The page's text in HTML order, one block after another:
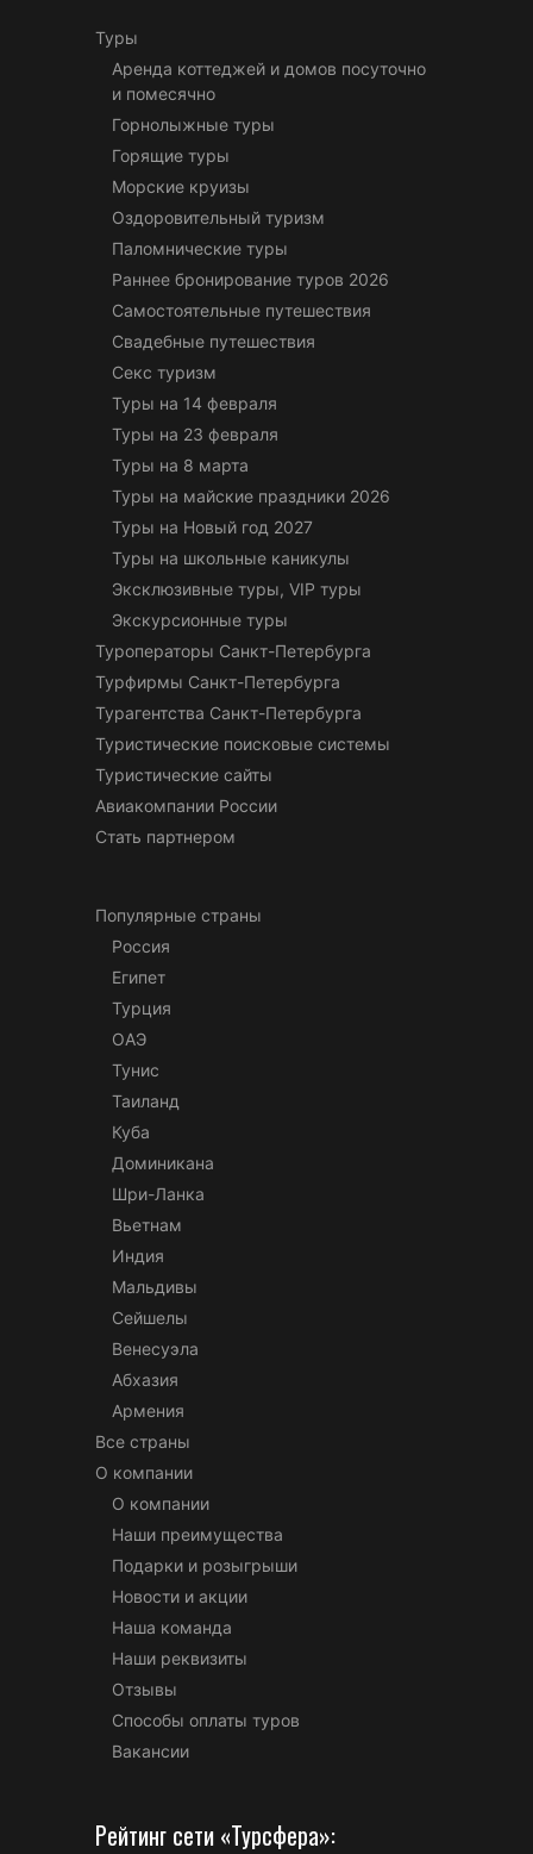
Туры
Аренда коттеджей и домов посуточно
и помесячно
Горнолыжные туры
Горящие туры
Морские круизы
Оздоровительный туризм
Паломнические туры
Раннее бронирование туров 2026
Самостоятельные путешествия
Свадебные путешествия
Секс туризм
Туры на 14 февраля
Туры на 23 февраля
Туры на 8 марта
Туры на майские праздники 2026
Туры на Новый год 2027
Туры на школьные каникулы
Эксклюзивные туры, VIP туры
Экскурсионные туры
Туроператоры Санкт-Петербурга
Турфирмы Санкт-Петербурга
Турагентства Санкт-Петербурга
Туристические поисковые системы
Туристические сайты
Авиакомпании России
Стать партнером
Популярные страны
Россия
Египет
Турция
ОАЭ
Тунис
Таиланд
Куба
Доминикана
Шри-Ланка
Вьетнам
Индия
Мальдивы
Сейшелы
Венесуэла
Абхазия
Армения
Все страны
О компании
О компании
Наши преимущества
Подарки и розыгрыши
Новости и акции
Наша команда
Наши реквизиты
Отзывы
Способы оплаты туров
Вакансии
Рейтинг сети «Турсфера»: